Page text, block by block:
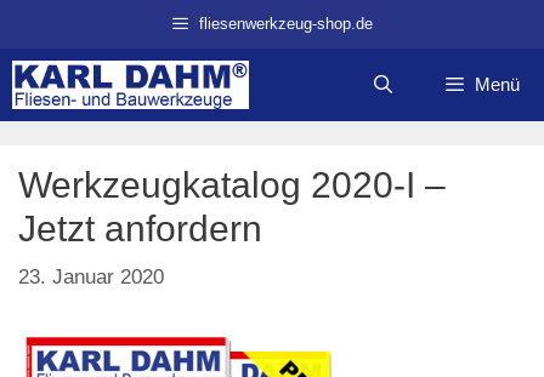
springen
fliesenwerkzeug-shop.de
Menü
Werkzeugkatalog 2020-I –
Jetzt anfordern
23. Januar 2020